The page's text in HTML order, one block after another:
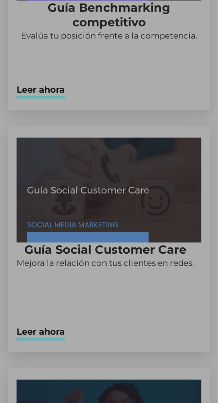
Guía Benchmarking
competitivo
Evalúa tu posición frente a la competencia.
Leer ahora
Guía Social Customer Care
Mejora la relación con tus clientes en redes.
Leer ahora